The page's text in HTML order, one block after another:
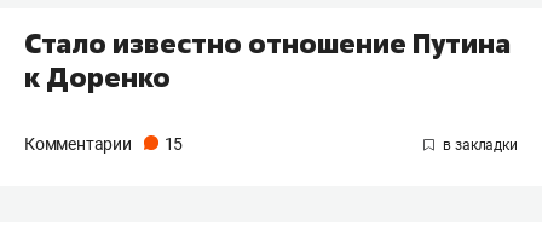
Стало известно отношение Путина
к Доренко
Комментарии 15